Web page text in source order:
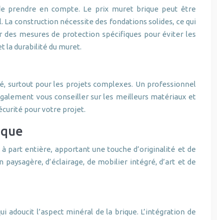
prendre en compte. Le prix muret brique peut être
construction nécessite des fondations solides, ce qui
mesures de protection spécifiques pour éviter les
la durabilité du muret.
surtout pour les projets complexes. Un professionnel
vous conseiller sur les meilleurs matériaux et
pour votre projet.
part entière, apportant une touche d’originalité et de
d’éclairage, de mobilier intégré, d’art et de
l’aspect minéral de la brique. L’intégration de